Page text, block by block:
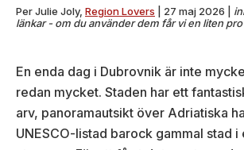
de
Claire
Manu
PerJulie Joly, Region Lovers 27 maj 2026
länkar - om du använder dem får vi en liten
En enda dag i Dubrovnik är inte
redan mycket. Staden har ett
arv, panoramautsikt över Adriatiska
UNESCO-listad barock gammal stad i